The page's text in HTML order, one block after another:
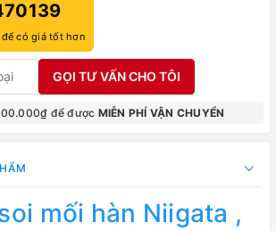
có giá tốt hơn
GỌI TƯ VẤN CHO TÔI
để được MIỄN PHÍ VẬN CHUYỂN
mối hàn Niigata ,